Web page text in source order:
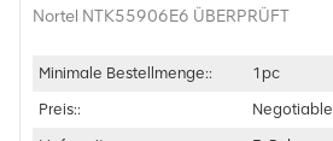
Nortel NTK55906E6 ÜBERPRÜFT
Minimale Bestellmenge::
1pc
Preis::
Negotiable